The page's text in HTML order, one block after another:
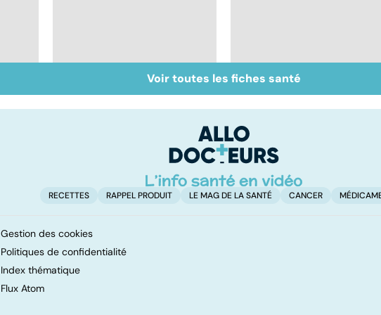
Accident vasculaire
cérébral : l'enfant
Comprendre les
myopathies
Voir toutes les fiches santé
RECETTES RAPPEL PRODUIT LE MAG DE LA SANTÉ CANCER
Gestion des cookies
Politiques de confidentialité
Index thématique
Flux Atom